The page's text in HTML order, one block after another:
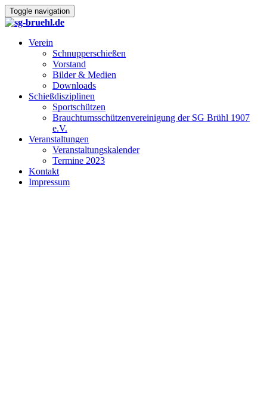
Toggle navigation
Verein
Schnupperschießen
Vorstand
Bilder & Medien
Downloads
Schießdisziplinen
Sportschützen
Brauchtumsschützenvereinigung der SG Brühl 1907
e.V.
Veranstaltungen
Veranstaltungskalender
Termine 2023
Kontakt
Impressum